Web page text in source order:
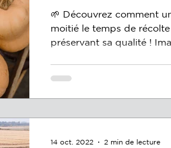
🌱 Découvrez comment
moitié le temps de
préservant sa qualité !
14 oct. 2022 2 min de lecture